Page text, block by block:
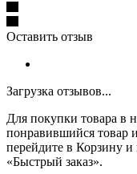
Оставить отзыв
Загрузка отзывов...
Для покупки товара в
понравившийся товар
перейдите в Корзину
«Быстрый заказ».